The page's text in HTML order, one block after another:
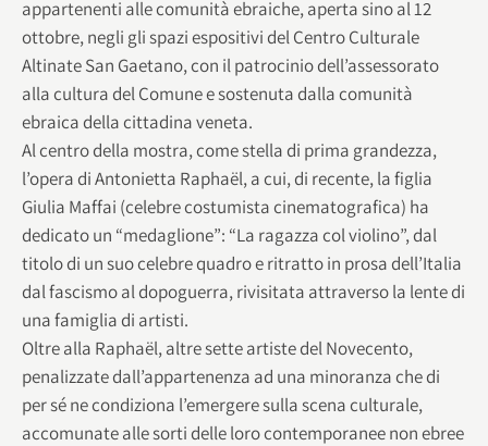
appartenenti alle comunità ebraiche, aperta sino al 12
ottobre, negli gli spazi espositivi del Centro Culturale
Altinate San Gaetano, con il patrocinio dell’assessorato
alla cultura del Comune e sostenuta dalla comunità
ebraica della cittadina veneta.
Al centro della mostra, come stella di prima grandezza,
l’opera di Antonietta Raphaël, a cui, di recente, la figlia
Giulia Maffai (celebre costumista cinematografica) ha
dedicato un “medaglione”: “La ragazza col violino”, dal
titolo di un suo celebre quadro e ritratto in prosa dell’Italia
dal fascismo al dopoguerra, rivisitata attraverso la lente di
una famiglia di artisti.
Oltre alla Raphaël, altre sette artiste del Novecento,
penalizzate dall’appartenenza ad una minoranza che di
per sé ne condiziona l’emergere sulla scena culturale,
accomunate alle sorti delle loro contemporanee non ebree